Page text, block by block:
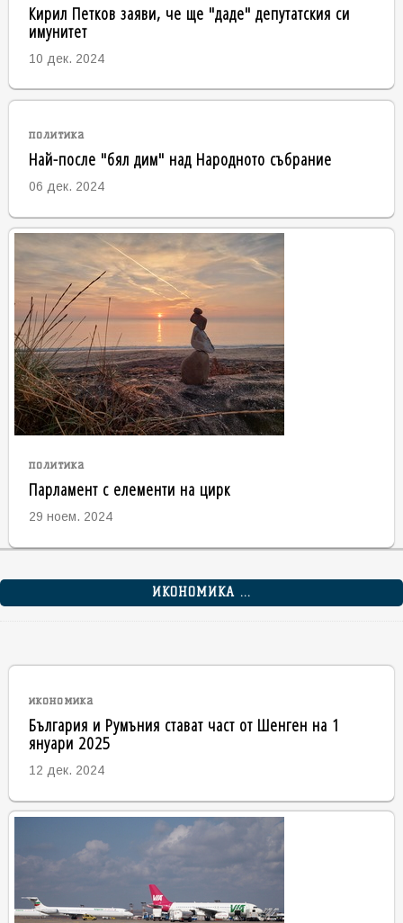
Кирил Петков заяви, че ще "даде" депутатския си
имунитет
10 дек. 2024
политика
Най-после "бял дим" над Народното събрание
06 дек. 2024
политика
Парламент с елементи на цирк
29 ноем. 2024
ИКОНОМИКА ...
икономика
България и Румъния стават част от Шенген на 1
януари 2025
12 дек. 2024